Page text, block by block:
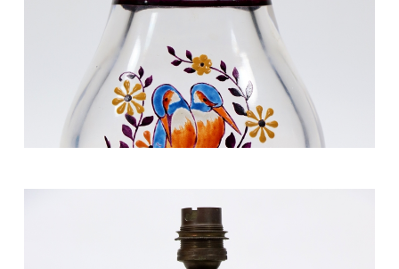
Mobilier et objets d'art du 9 avril 2022 Lot 29